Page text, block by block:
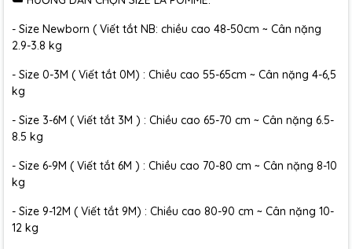
- Size Newborn ( Viết tắt NB: chiều cao 48-50cm ~ Cân nặng
2.9-3.8 kg
- Size 0-3M ( Viết tắt 0M) : Chiều cao 55-65cm ~ Cân nặng 4-6,5
kg
- Size 3-6M ( Viết tắt 3M ) : Chiều cao 65-70 cm ~ Cân nặng 6.5-
8.5 kg
- Size 6-9M ( Viết tắt 6M ) : Chiều cao 70-80 cm ~ Cân nặng 8-10
kg
- Size 9-12M ( Viết tắt 9M) : Chiều cao 80-90 cm ~ Cân nặng 10-
12 kg